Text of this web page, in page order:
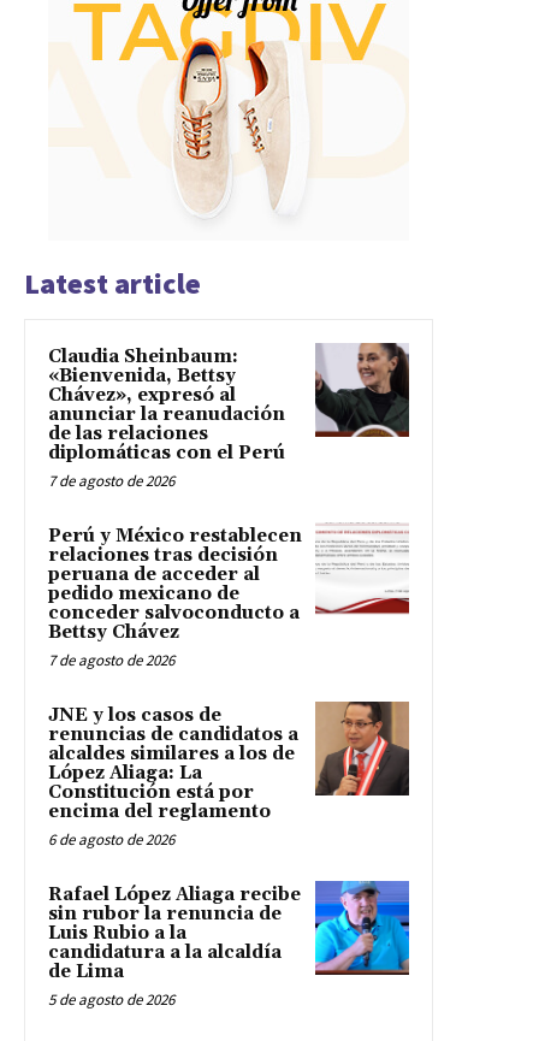
Latest article
Claudia Sheinbaum:
«Bienvenida, Bettsy
Chávez», expresó al
anunciar la reanudación
de las relaciones
diplomáticas con el Perú
7 de agosto de 2026
Perú y México restablecen
relaciones tras decisión
peruana de acceder al
pedido mexicano de
conceder salvoconducto a
Bettsy Chávez
7 de agosto de 2026
JNE y los casos de
renuncias de candidatos a
alcaldes similares a los de
López Aliaga: La
Constitución está por
encima del reglamento
6 de agosto de 2026
Rafael López Aliaga recibe
sin rubor la renuncia de
Luis Rubio a la
candidatura a la alcaldía
de Lima
5 de agosto de 2026